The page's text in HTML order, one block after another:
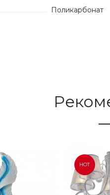
Поликарбонат
HOT